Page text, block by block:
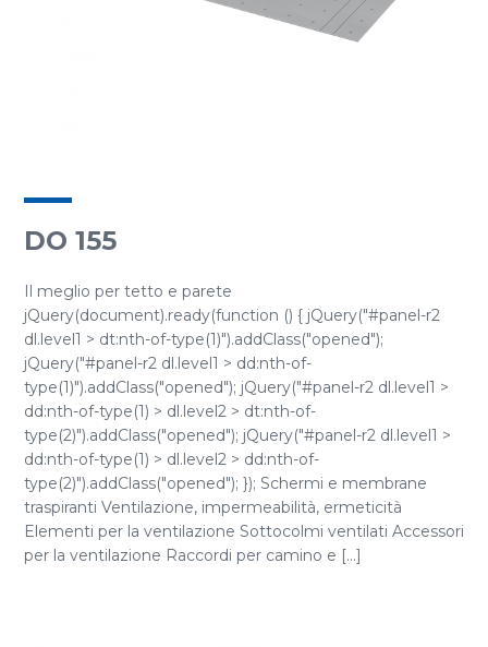
DO 155
Il meglio per tetto e parete
jQuery(document).ready(function () { jQuery("#panel-r2
dl.level1 > dt:nth-of-type(1)").addClass("opened");
jQuery("#panel-r2 dl.level1 > dd:nth-of-
type(1)").addClass("opened"); jQuery("#panel-r2 dl.level1 >
dd:nth-of-type(1) > dl.level2 > dt:nth-of-
type(2)").addClass("opened"); jQuery("#panel-r2 dl.level1 >
dd:nth-of-type(1) > dl.level2 > dd:nth-of-
type(2)").addClass("opened"); }); Schermi e membrane
traspiranti Ventilazione, impermeabilità, ermeticità
Elementi per la ventilazione Sottocolmi ventilati Accessori
per la ventilazione Raccordi per camino e [...]